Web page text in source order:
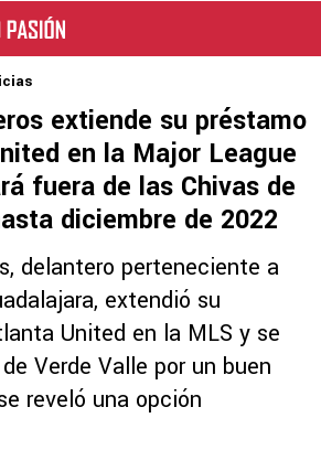
extiende su préstamo
en la Major League
fuera de las Chivas de
diciembre de 2022
delantero perteneciente a
extendió su
United en la MLS y se
Verde Valle por un buen
reveló una opción